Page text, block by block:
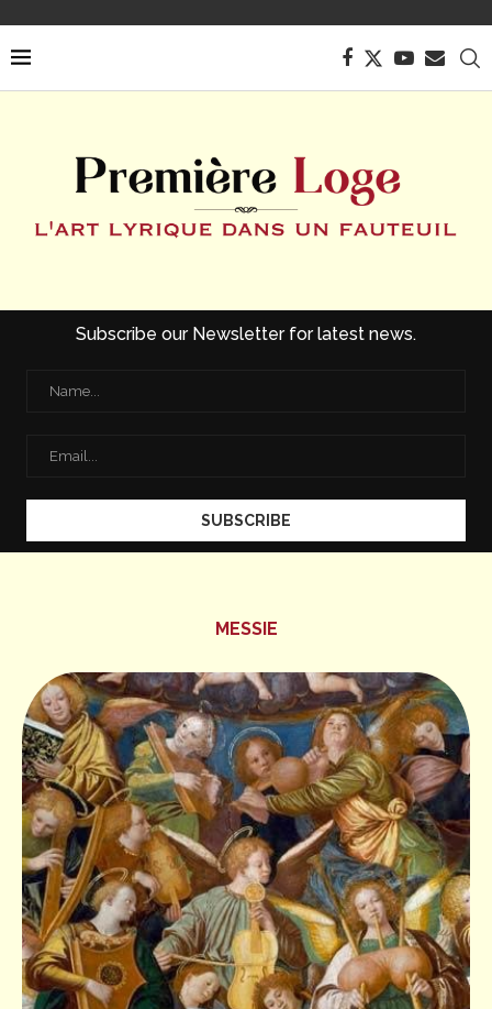
Subscribe our Newsletter for latest news.
MESSIE